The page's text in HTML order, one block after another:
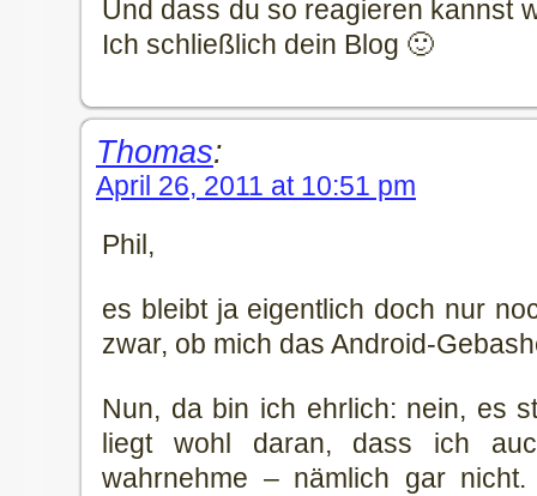
Und dass du so reagieren kannst
Ich schließlich dein Blog 🙂
Thomas:
April 26, 2011 at 10:51 pm
Phil,
es bleibt ja eigentlich doch nur
zwar, ob mich das Android-
Nun, da bin ich ehrlich: nein, es
liegt wohl daran, dass ich
wahrnehme – nämlich gar